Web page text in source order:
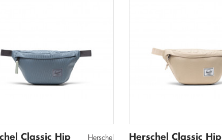
Τσάντες Χιαστί
Classic Hip
Herschel
Herschel Classic Hip